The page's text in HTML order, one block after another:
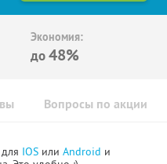
Экономия:
до48%
Вопросы по акции
IOS или Android и